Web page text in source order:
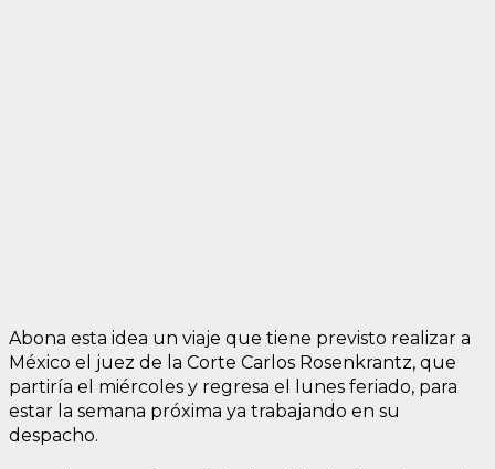
Abona esta idea un viaje que tiene previsto realizar a
México el juez de la Corte Carlos Rosenkrantz, que
partiría el miércoles y regresa el lunes feriado, para
estar la semana próxima ya trabajando en su
despacho.